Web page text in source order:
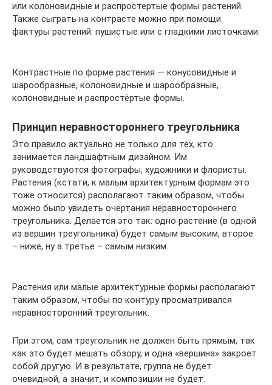
или колоновидные и распростертые формы растений.
Также сыграть на контрасте можно при помощи
фактуры растений: пушистые или с гладкими листочками.
Контрастные по форме растения — конусовидные и
шарообразные, колоновидные и шарообразные,
колоновидные и распростёртые формы.
Принцип неравностороннего треугольника
Это правило актуально не только для тех, кто
занимается ландшафтным дизайном. Им
руководствуются фотографы, художники и флористы.
Растения (кстати, к малым архитектурным формам это
тоже относится) располагают таким образом, чтобы
можно было увидеть очертания неравностороннего
треугольника. Делается это так: одно растение (в одной
из вершин треугольника) будет самым высоким, второе
– ниже, ну а третье – самым низким.
Растения или малые архитектурные формы располагают
таким образом, чтобы по контуру просматривался
неравносторонний треугольник.
При этом, сам треугольник не должен быть прямым, так
как это будет мешать обзору, и одна «вершина» закроет
собой другую. И в результате, группа не будет
очевидной, а значит, и композиции не будет.